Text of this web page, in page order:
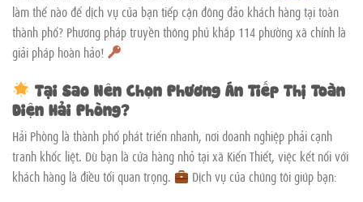
làm thế nào để dịch vụ của bạn tiếp cận đông đảo khách hàng tại toàn
thành phố? Phương pháp truyền thông phủ khắp 114 phường xã chính là
giải pháp hoàn hảo!
Tại Sao Nên Chọn Phương Án Tiếp Thị Toàn
Diện Hải Phòng?
Hải Phòng là thành phố phát triển nhanh, nơi doanh nghiệp phải cạnh
tranh khốc liệt. Dù bạn là cửa hàng nhỏ tại xã Kiến Thiết, việc kết nối với
khách hàng là điều tối quan trọng.
Dịch vụ của chúng tôi giúp bạn: